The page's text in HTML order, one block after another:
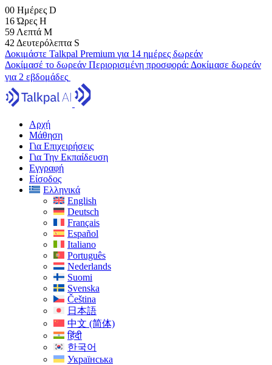
00 Ημέρες D
16 Ώρες H
59 Λεπτά M
41 Δευτερόλεπτα S
Δοκιμάστε Talkpal Premium για 14 ημέρες δωρεάν
Δοκίμασέ το δωρεάν Περιορισμένη προσφορά: Δοκίμασε δωρεάν
για 2 εβδομάδες
Αρχή
Μάθηση
Για Επιχειρήσεις
Για Την Εκπαίδευση
Εγγραφή
Είσοδος
Ελληνικά
English
Deutsch
Français
Español
Italiano
Português
Nederlands
Suomi
Svenska
Čeština
日本語
中文 (简体)
हिंदी
한국어
Українська